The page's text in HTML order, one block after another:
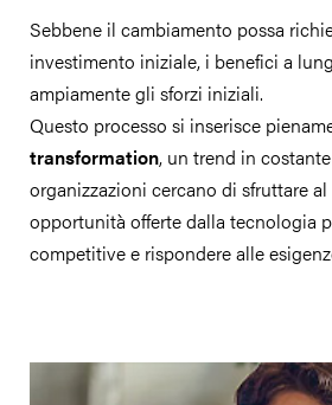
Sebbene il cambiamento possa
investimento iniziale, i benefici a
ampiamente gli sforzi iniziali.
Questo processo si inserisce
transformation, un trend in
organizzazioni cercano di sfruttare
opportunità offerte dalla tecnologia
competitive e rispondere alle